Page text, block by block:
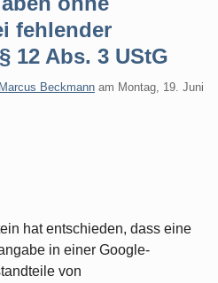
fehlender
12 Abs. 3 UStG
Beckmann am Montag, 19. Juni
hat entschieden, dass eine
in einer Google-
von